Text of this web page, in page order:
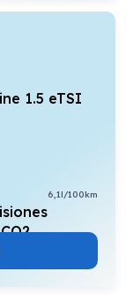
6,1l/100km